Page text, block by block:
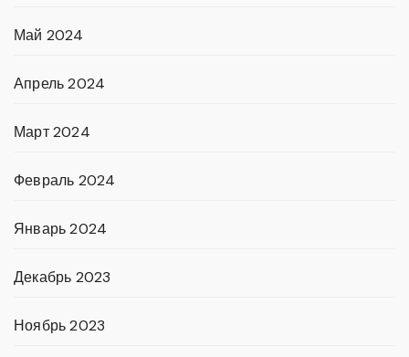
Май 2024
Апрель 2024
Март 2024
Февраль 2024
Январь 2024
Декабрь 2023
Ноябрь 2023